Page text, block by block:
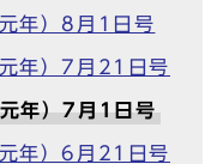
年）8月1日号
年）7月21日号
年）7月1日号
年）6月21日号